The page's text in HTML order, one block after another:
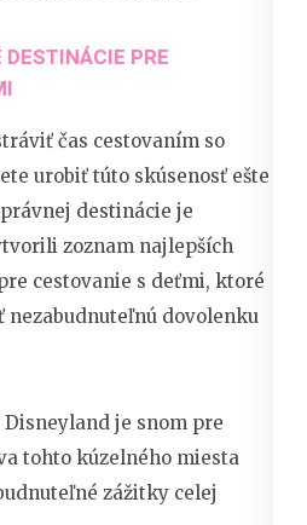
PRE
čas cestovaním so
urobiť túto skúsenosť ešte
destinácie je
zoznam najlepších
cestovanie s deťmi, ktoré
nezabudnuteľnú dovolenku
je snom pre
tohto kúzelného miesta
zážitky celej